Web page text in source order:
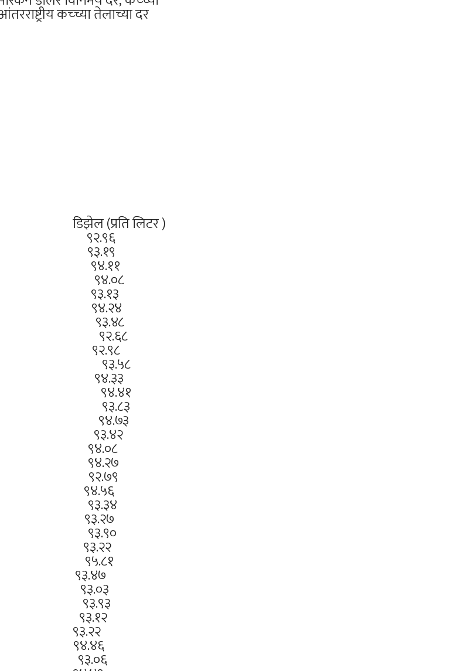
कच्च्या तेलाच्या दर
(प्रति लिटर )
९२.९६
९४.११
९४.०८
९३.१३
९३.४८
९२.६८
९३.५८
९४.३३
९४.४१
९३.८३
९४.७३
९३.४२
९४.२७
९२.७९
९३.३४
९३.९०
९३.९३